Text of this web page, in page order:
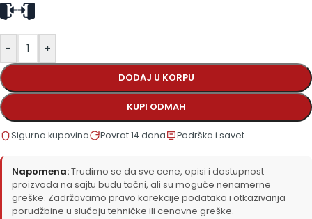
- +
DODAJ U KORPU
KUPI ODMAH
Sigurna kupovina Povrat 14 dana Podrška i savet
Napomena:Trudimo se da sve cene, opisi i dostupnost
proizvoda na sajtu budu tačni, ali su moguće nenamerne
greške. Zadržavamo pravo korekcije podataka i otkazivanja
porudžbine u slučaju tehničke ili cenovne greške.